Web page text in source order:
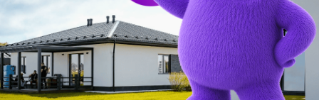
Бесплатный
трансфер всубботуи
воскресенье
Трансфер на 8.08